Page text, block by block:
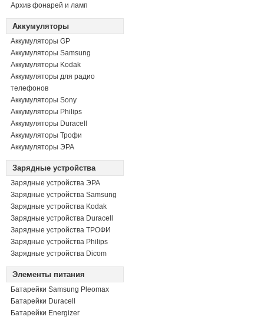
Архив фонарей и ламп
Аккумуляторы
Аккумуляторы GP
Аккумуляторы Samsung
Аккумуляторы Kodak
Аккумуляторы для радио
телефонов
Аккумуляторы Sony
Аккумуляторы Philips
Аккумуляторы Duracell
Аккумуляторы Трофи
Аккумуляторы ЭРА
Зарядные устройства
Зарядные устройства ЭРА
Зарядные устройства Samsung
Зарядные устройства Kodak
Зарядные устройства Duracell
Зарядные устройства ТРОФИ
Зарядные устройства Philips
Зарядные устройства Dicom
Элементы питания
Батарейки Samsung Pleomax
Батарейки Duracell
Батарейки Energizer